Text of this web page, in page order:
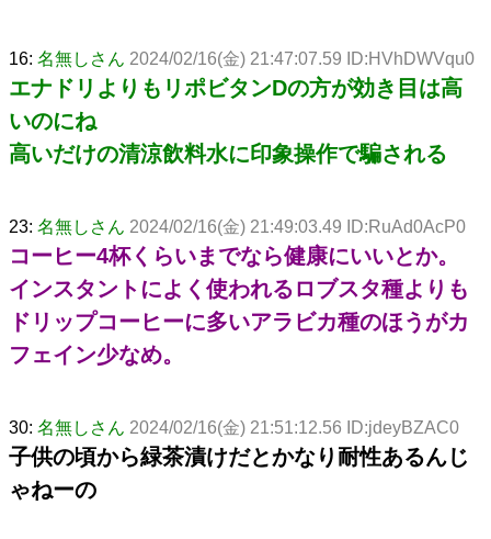
16: 名無しさん 2024/02/16(金) 21:47:07.59 ID:HVhDWVqu0
エナドリよりもリポビタンDの方が効き目は高
いのにね
高いだけの清涼飲料水に印象操作で騙される
23: 名無しさん 2024/02/16(金) 21:49:03.49 ID:RuAd0AcP0
コーヒー4杯くらいまでなら健康にいいとか。
インスタントによく使われるロブスタ種よりも
ドリップコーヒーに多いアラビカ種のほうがカ
フェイン少なめ。
30: 名無しさん 2024/02/16(金) 21:51:12.56 ID:jdeyBZAC0
子供の頃から緑茶漬けだとかなり耐性あるんじ
ゃねーの